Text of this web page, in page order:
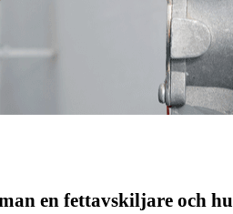
en fettavskiljare och